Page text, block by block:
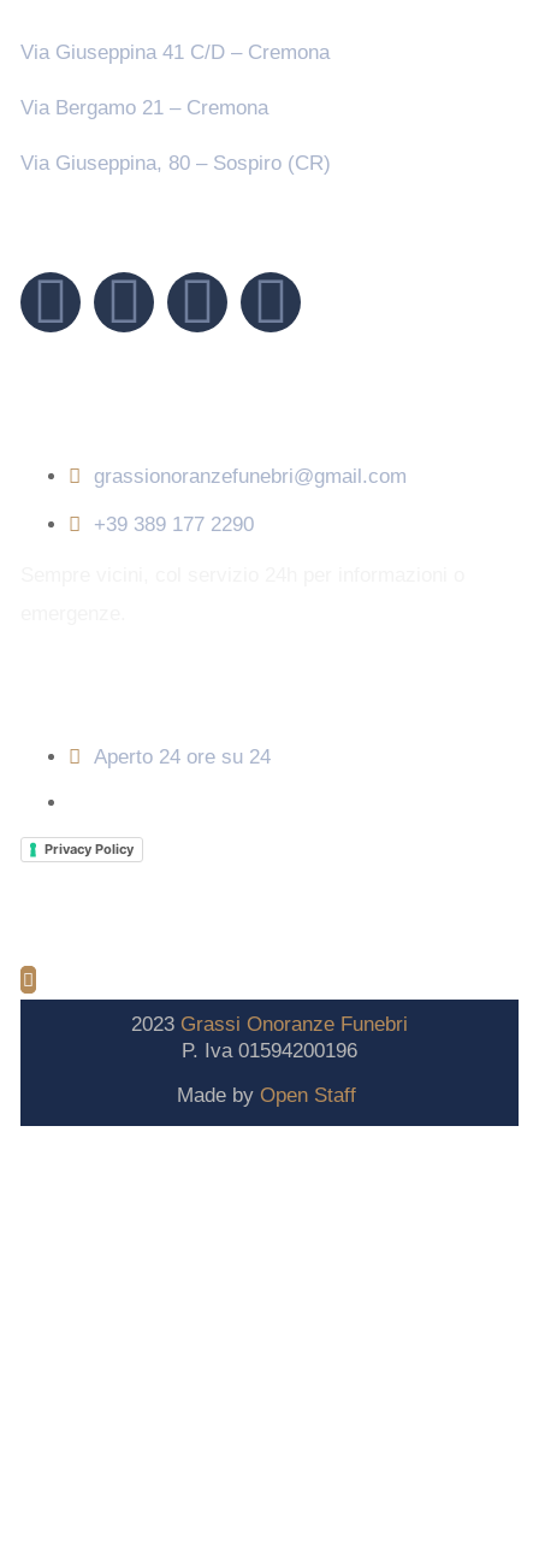
Via Giuseppina 41 C/D – Cremona
Via Bergamo 21 – Cremona
Via Giuseppina, 80 – Sospiro (CR)
grassionoranzefunebri@gmail.com
+39 389 177 2290
Aperto 24 ore su 24
Privacy Policy
2023 Grassi Onoranze Funebri
P. Iva 01594200196
Made by Open Staff